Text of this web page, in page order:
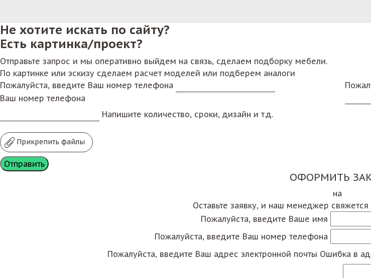
Не хотите искать по сайту?
Есть картинка/проект?
Отправьте запрос и мы оперативно выйдем на связь, сделаем подборку мебели.
По картинке или эскизу сделаем расчет моделей или подберем аналоги
Пожалуйста, введите Ваш номер телефона
Ваш номер телефона
Напишите количество, сроки, дизайн и т.д.
Прикрепить файлы
ОФОРМИТЬ
на
Оставьте заявку, и наш менеджер
Пожалуйста, введите Ваше имя
Пожалуйста, введите Ваш номер телефона
Пожалуйста, введите Ваш адрес электронной почты Ошибка в